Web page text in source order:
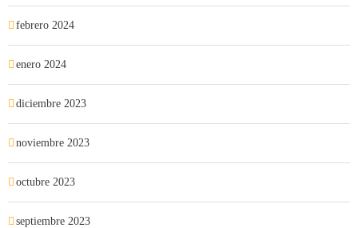
febrero 2024
enero 2024
diciembre 2023
noviembre 2023
octubre 2023
septiembre 2023